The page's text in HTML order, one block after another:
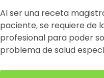
Al ser una receta
paciente, se requiere de
profesional para poder
problema de salud